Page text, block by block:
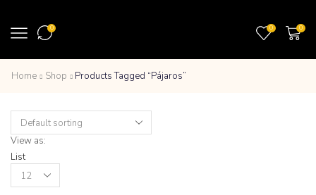
0 0 0
Home Shop Products Tagged “Pájaros”
View as:
List
Products
per